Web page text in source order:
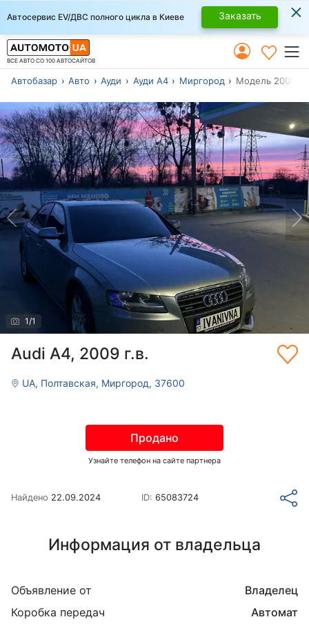
Автосервис EV/ДВС полного цикла в Киеве Заказать ×
ВСЕ АВТО СО 100 АВТОСАЙТОВ
Автобазар Авто Ауди Ауди А4 Миргород Модель 2009
1 /1
Audi A4, 2009 г.в.
UA, Полтавская, Миргород, 37600
Продано
Узнайте телефон на сайте партнера
Найдено 22.09.2024 ID: 65083724
Информация от владельца
Объявление от
Владелец
Коробка передач
Автомат